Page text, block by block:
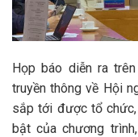
Họp báo diễn ra
truyền thông về Hội
sắp tới được tổ
bật của chương